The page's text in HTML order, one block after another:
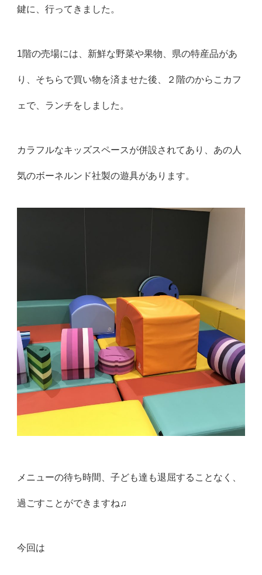
鍵に、行ってきました。
1階の売場には、新鮮な野菜や果物、県の特産品があ
り、そちらで買い物を済ませた後、２階のからこカフ
ェで、ランチをしました。
カラフルなキッズスペースが併設されてあり、あの人
気のボーネルンド社製の遊具があります。
メニューの待ち時間、子ども達も退屈することなく、
過ごすことができますね♫
今回は